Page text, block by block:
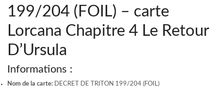
199/204 (FOIL) – carte
Lorcana Chapitre 4 Le Retour
D’Ursula
Informations :
Nom de la carte: DECRET DE TRITON 199/204 (FOIL)